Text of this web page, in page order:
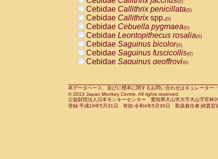
PitheciidaePithecia pithecia(0)
CercopithecidaeCercocebus agilis
CercopithecidaeCercocebus
CercopithecidaeCercocebus
CercopithecidaeCercocebus
CercopithecidaeCercocebus
CercopithecidaeCercocebushybrid
CercopithecidaePapio anubis(0)
CercopithecidaePapio cynocephalus
CercopithecidaePapio hamadryas(0)
(0)
Cebidae Callithrix penicillata(0)
Cebidae Callithrixspp.(0)
Cebidae Cebuella pygmaea(0)
Cebidae Leontopithecus rosalia(0)
Cebidae Saguinus bicolor(0)
Cebidae Saguinus fuscicollis(0)
Cebidae Saguinus geoffroyi(0)
CebidaeSaguinus leucopus(0)
CebidaeSaguinus midas(0)
Cebidae Saguinus mystax(0)
本データベース、並びに標本に関するお問い合わせはキュレータ
© 2013 Japan Monkey Centre. All rights reserved.
公益財団法人日本モンキーセンター 愛知県犬山市大字犬山字官
登録:平成19年5月31日 有効:令和4年5月30日 取扱責任者:綿貫宏